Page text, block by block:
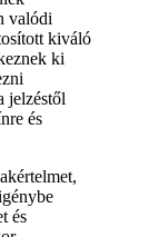
valódi
kiváló
ki
jelzéstől
és
és